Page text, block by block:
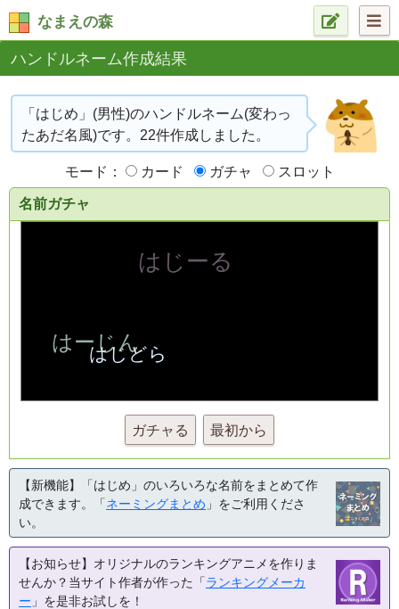
なまえの森
ハンドルネーム作成結果
「はじめ」(男性)のハンドルネーム(変わっ
たあだ名風)です。22件作成しました。
モード： カード ガチャ スロット
名前ガチャ
ガチャる 最初から
【新機能】「はじめ」のいろいろな名前をまとめて作
成できます。「ネーミングまとめ 」をご利用くださ
い。
【お知らせ】オリジナルのランキングアニメを作りま
せんか？当サイト作者が作った「ランキングメーカ
ー 」を是非お試しを！